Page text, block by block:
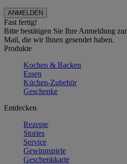
Fast fertig!
Bitte bestätigen Sie Ihre Anmeldung
Mail, die wir Ihnen gesendet haben.
Produkte
Kochen & Backen
Essen
Küchen-Zubehör
Geschenke
Entdecken
Rezepte
Stories
Service
Gewinnspiele
Geschenkkarte